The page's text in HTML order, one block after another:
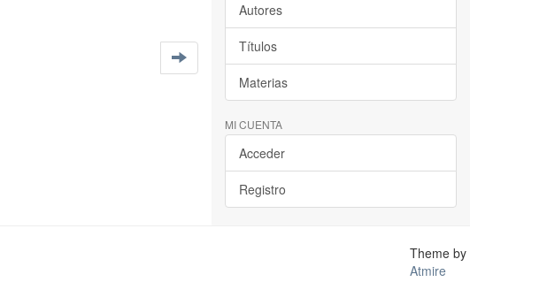
Autores
Títulos
Materias
MI CUENTA
Acceder
Registro
Theme by
Atmire